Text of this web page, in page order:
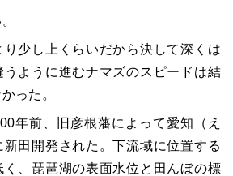
り少し上くらいだから決して深くは
ように進むナマズのスピードは結
った。
年前、旧彦根藩によって愛知（え
田開発された。下流域に位置する
、琵琶湖の表面水位と田んぼの標